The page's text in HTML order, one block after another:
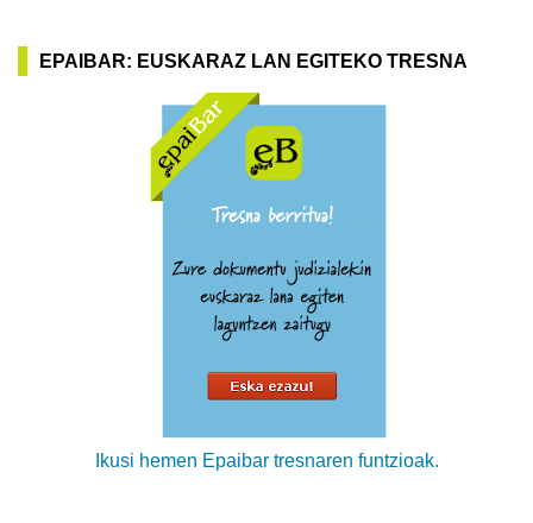
EPAIBAR: EUSKARAZ LAN EGITEKO TRESNA
Ikusi hemen Epaibar tresnaren funtzioak.